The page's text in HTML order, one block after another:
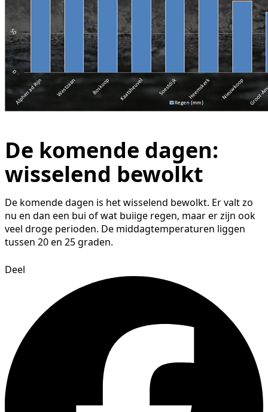
De komende dagen:
wisselend bewolkt
De komende dagen is het wisselend bewolkt. Er valt zo
nu en dan een bui of wat buiige regen, maar er zijn ook
veel droge perioden. De middagtemperaturen liggen
tussen 20 en 25 graden.
Deel